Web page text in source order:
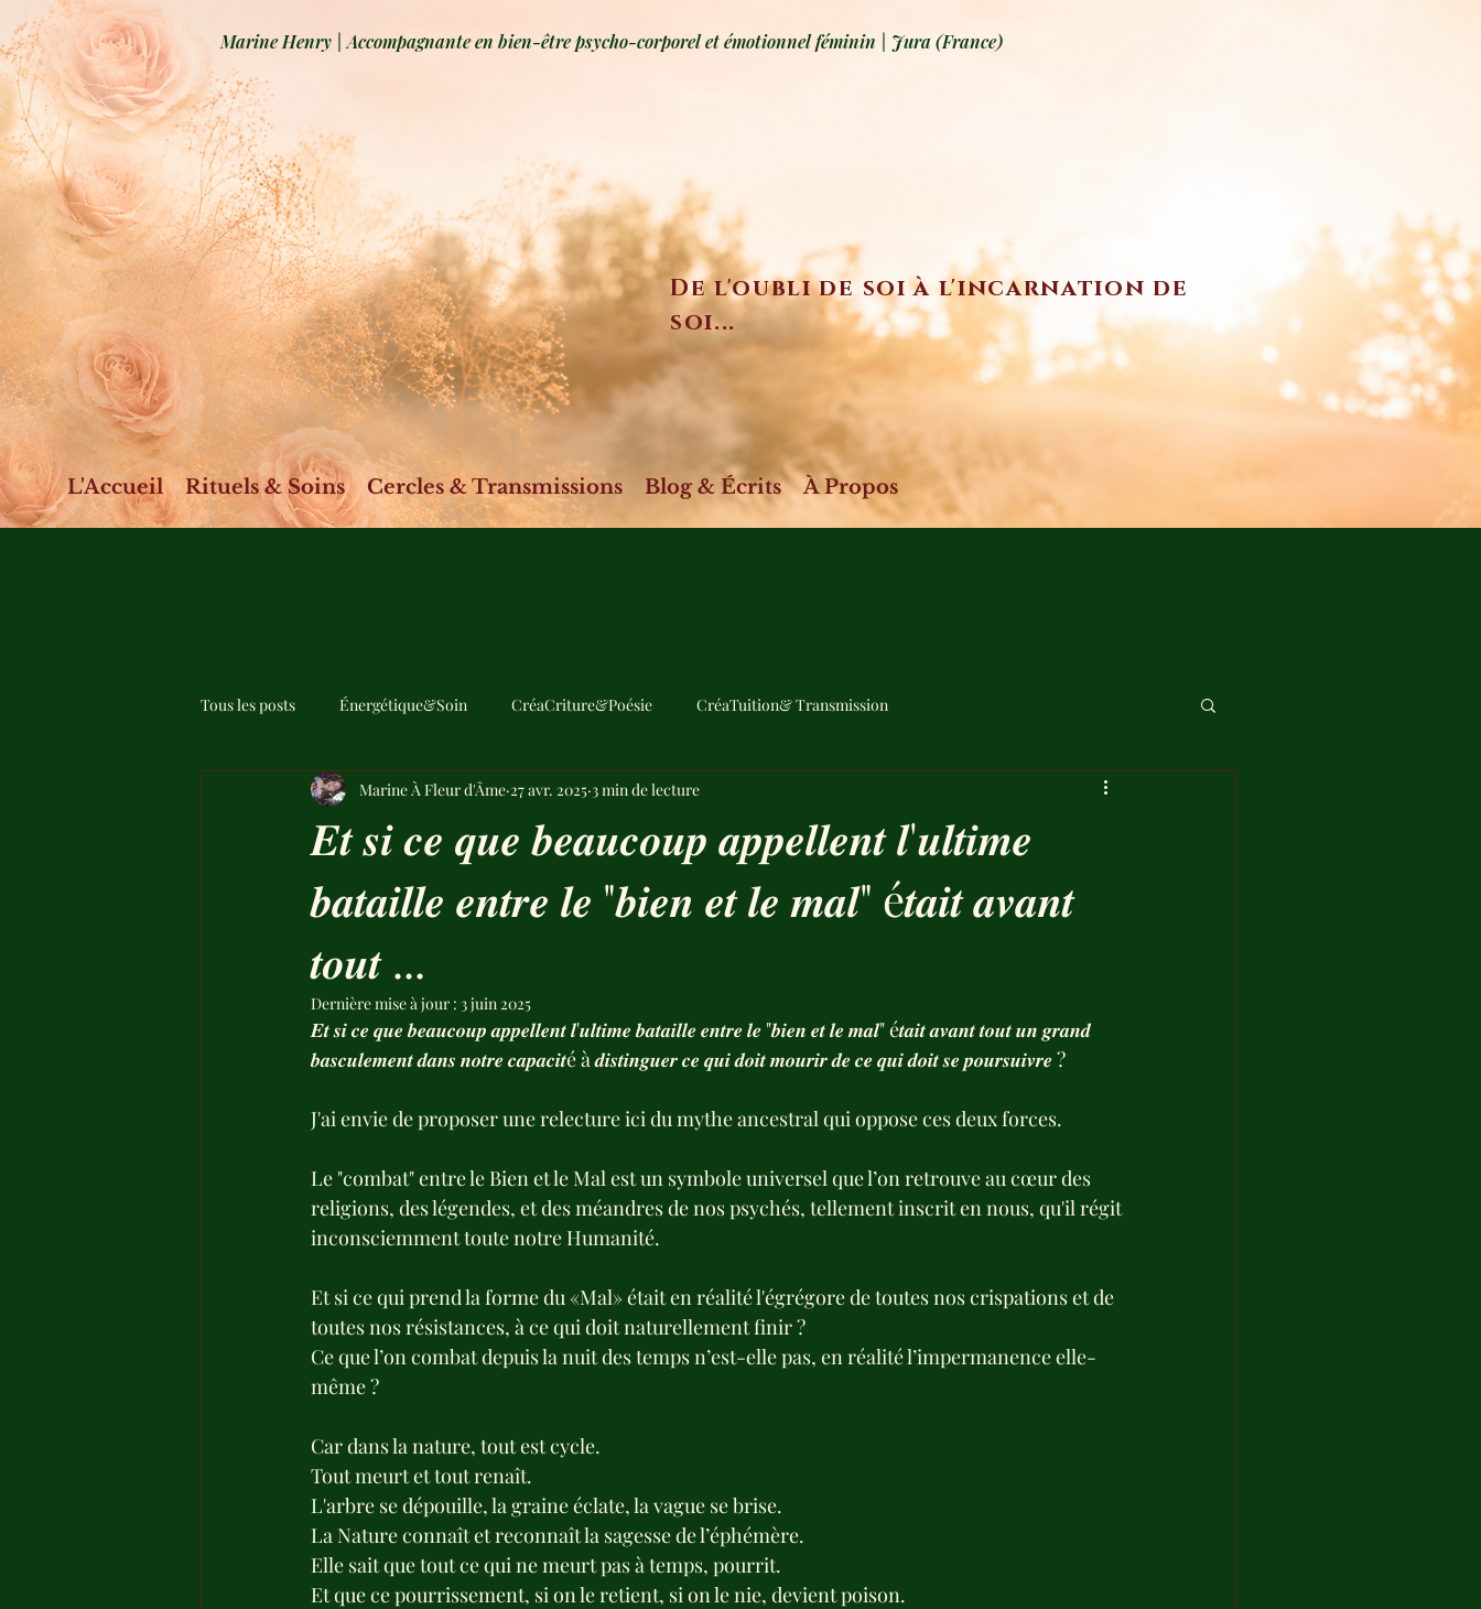
Marine Henry | Accompagnante en bien-être psycho-corporel et émotionnel féminin | Jura (France)
De l'oubli de soi à l'incarnation de
soi...
L'Accueil Rituels & Soins Cercles & Transmissions Blog & Écrits À Propos
Tous les posts Énergétique&Soin CréaCriture&Poésie CréaTuition& Transmission
𝑬𝒕 𝒔𝒊 𝒄𝒆 𝒒𝒖𝒆 𝒃𝒆𝒂𝒖𝒄𝒐𝒖𝒑 𝒂𝒑𝒑𝒆𝒍𝒍𝒆𝒏𝒕 𝒍'𝒖𝒍𝒕𝒊𝒎𝒆
𝒃𝒂𝒕𝒂𝒊𝒍𝒍𝒆 𝒆𝒏𝒕𝒓𝒆 𝒍𝒆 "𝒃𝒊𝒆𝒏 𝒆𝒕 𝒍𝒆 𝒎𝒂𝒍" é𝒕𝒂𝒊𝒕 𝒂𝒗𝒂𝒏𝒕
𝒕𝒐𝒖𝒕 ...
Marine À Fleur d'Âme 27 avr. 2025 3 min de lecture
Dernière mise à jour : 3 juin 2025
𝑬𝒕 𝒔𝒊 𝒄𝒆 𝒒𝒖𝒆 𝒃𝒆𝒂𝒖𝒄𝒐𝒖𝒑 𝒂𝒑𝒑𝒆𝒍𝒍𝒆𝒏𝒕 𝒍'𝒖𝒍𝒕𝒊𝒎𝒆 𝒃𝒂𝒕𝒂𝒊𝒍𝒍𝒆 𝒆𝒏𝒕𝒓𝒆 𝒍𝒆 "𝒃𝒊𝒆𝒏 𝒆𝒕 𝒍𝒆 𝒎𝒂𝒍" é𝒕𝒂𝒊𝒕 𝒂𝒗𝒂𝒏𝒕 𝒕𝒐𝒖𝒕 𝒖𝒏 𝒈𝒓𝒂𝒏𝒅
𝒃𝒂𝒔𝒄𝒖𝒍𝒆𝒎𝒆𝒏𝒕 𝒅𝒂𝒏𝒔 𝒏𝒐𝒕𝒓𝒆 𝒄𝒂𝒑𝒂𝒄𝒊𝒕é à 𝒅𝒊𝒔𝒕𝒊𝒏𝒈𝒖𝒆𝒓 𝒄𝒆 𝒒𝒖𝒊 𝒅𝒐𝒊𝒕 𝒎𝒐𝒖𝒓𝒊𝒓 𝒅𝒆 𝒄𝒆 𝒒𝒖𝒊 𝒅𝒐𝒊𝒕 𝒔𝒆 𝒑𝒐𝒖𝒓𝒔𝒖𝒊𝒗𝒓𝒆 ?
J'ai envie de proposer une relecture ici du mythe ancestral qui oppose ces deux forces.
Le "combat" entre le Bien et le Mal est un symbole universel que l’on retrouve au cœur des
religions, des légendes, et des méandres de nos psychés, tellement inscrit en nous, qu'il régit
inconsciemment toute notre Humanité.
Et si ce qui prend la forme du «Mal» était en réalité l'égrégore de toutes nos crispations et de
toutes nos résistances, à ce qui doit naturellement finir ?
Ce que l’on combat depuis la nuit des temps n’est-elle pas, en réalité l’impermanence elle-
même ?
Car dans la nature, tout est cycle.
Tout meurt et tout renaît.
L'arbre se dépouille, la graine éclate, la vague se brise.
La Nature connaît et reconnaît la sagesse de l’éphémère.
Elle sait que tout ce qui ne meurt pas à temps, pourrit.
Et que ce pourrissement, si on le retient, si on le nie, devient poison.